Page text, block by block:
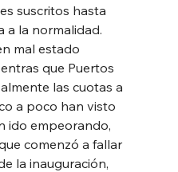
suscritos hasta
a la normalidad.
mal estado
que Puertos
las cuotas a
a poco han visto
ido empeorando,
comenzó a fallar
la inauguración,